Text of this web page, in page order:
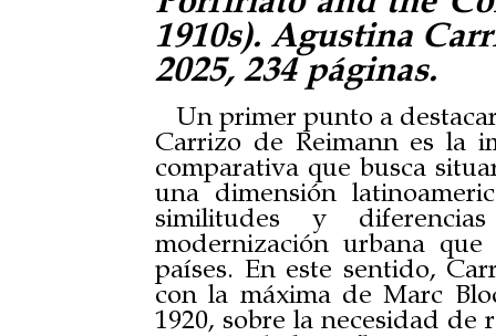
1910s). Agustina
2025, 234 páginas.
Un primer punto a
Carrizo de Reimann es la
comparativa que busca
una dimensión
similitudes y
modernización urbana
países. En este sentido,
con la máxima de Marc
1920, sobre la necesidad